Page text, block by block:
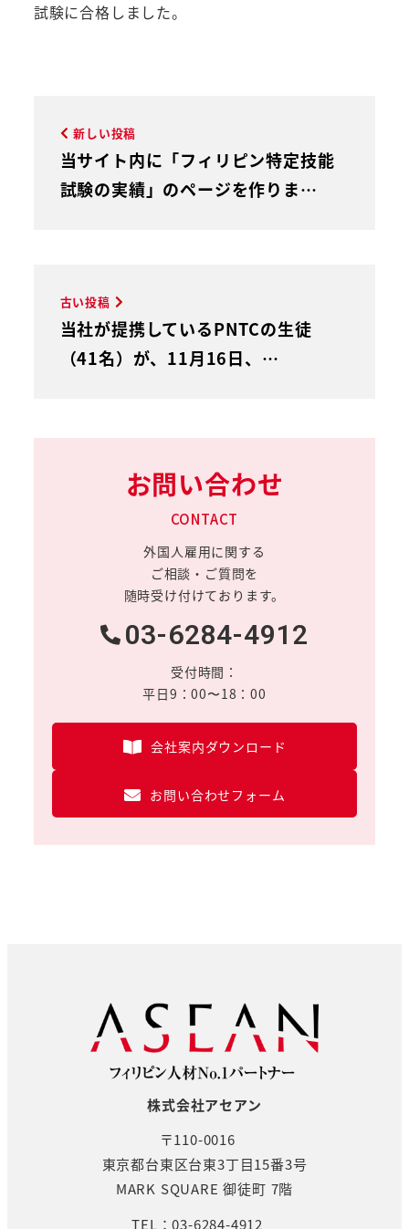
試験に合格しました。
古い投稿
当社が提携しているPNTCの生徒
（41名）が、11月16日、…
新しい投稿
当サイト内に「フィリピン特定技能
試験の実績」のページを作りま…
お問い合わせ
CONTACT
外国人雇用に関する
ご相談・ご質問を
随時受け付けております。
03-6284-4912
受付時間：
平日9：00〜18：00
会社案内ダウンロード
お問い合わせフォーム
株式会社アセアン
〒110-0016
東京都台東区台東3丁目15番3号
MARK SQUARE 御徒町 7階
TEL：03-6284-4912